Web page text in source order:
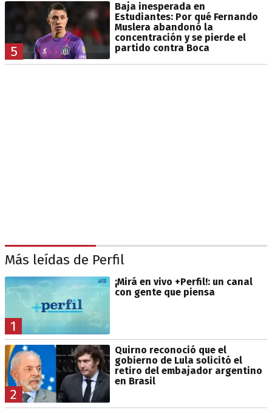
5
Baja inesperada en
Estudiantes: Por qué Fernando
Muslera abandonó la
concentración y se pierde el
partido contra Boca
Más leídas de Perfil
1
¡Mirá en vivo +Perfil!: un canal
con gente que piensa
2
Quirno reconoció que el
gobierno de Lula solicitó el
retiro del embajador argentino
en Brasil